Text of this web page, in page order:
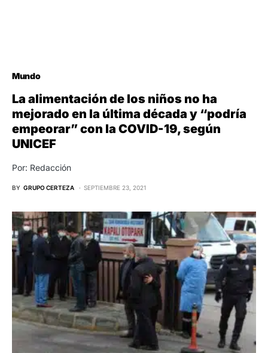
Mundo
La alimentación de los niños no ha
mejorado en la última década y “podría
empeorar” con la COVID-19, según
UNICEF
Por: Redacción
BY GRUPO CERTEZA SEPTIEMBRE 23, 2021